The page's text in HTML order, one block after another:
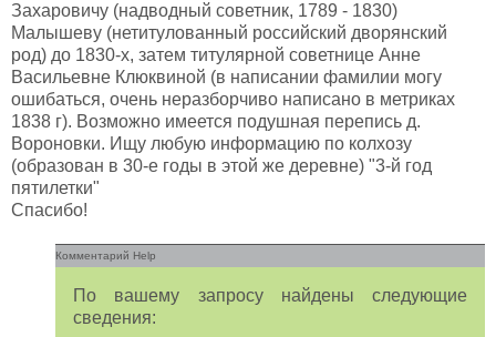
Захаровичу (надводный советник, 1789 - 1830)
Малышеву (нетитулованный российский дворянский
род) до 1830-х, затем титулярной советнице Анне
Васильевне Клюквиной (в написании фамилии могу
ошибаться, очень неразборчиво написано в метриках
1838 г). Возможно имеется подушная перепись д.
Вороновки. Ищу любую информацию по колхозу
(образован в 30-е годы в этой же деревне) "3-й год
пятилетки"
Спасибо!
Комментарий Help
По вашему запросу найдены следующие
сведения: